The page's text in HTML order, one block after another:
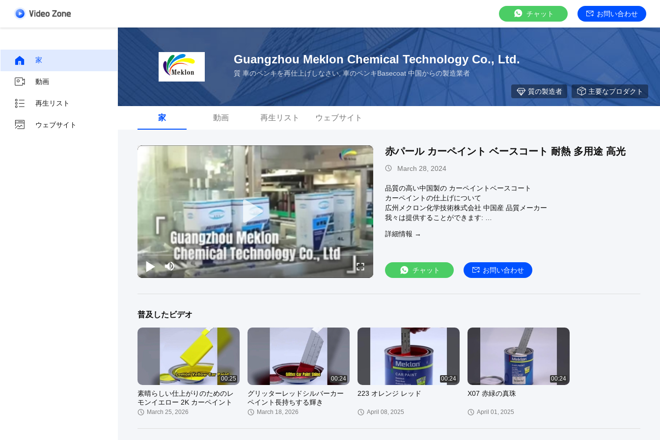
チャット お問い合わせ
家
動画
再生リスト
ウェブサイト
Guangzhou Meklon Chemical Technology Co., Ltd.
質 車のペンキを再仕上げしなさい, 車のペンキBasecoat 中国からの製造業者
質の製造者 主要なプロダクト
家 動画 再生リスト ウェブサイト
赤パール カーペイント ベースコート 耐熱 多用途 高光
March 28, 2024
品質の高い中国製の カーペイントベースコート
カーペイントの仕上げについて
広州メクロン化学技術株式会社 中国産 品質メーカー
我々は提供することができます:
4255084.html
カー・ペイント・トップコート:https://www.refinishcarpaint.com/supplier-
car_paint_top_coat-4238764.html
詳細情報 →
チャット お問い合わせ
普及したビデオ
00:25
素晴らしい仕上がりのためのレ
モンイエロー 2K カーペイント
March 25, 2026
00:24
グリッターレッドシルバーカー
ペイント長持ちする輝き
March 18, 2026
00:24
223 オレンジ レッド
April 08, 2025
00:24
X07 赤緑の真珠
April 01, 2025